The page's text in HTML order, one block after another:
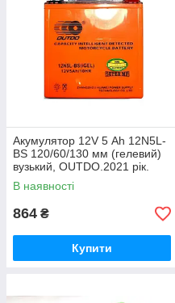
Акумулятор 12V 5 Аһ 12N5L-
BS 120/60/130 мм (гелевий)
вузький, OUTDO.2021 рік.
В наявності
864 ₴
Купити